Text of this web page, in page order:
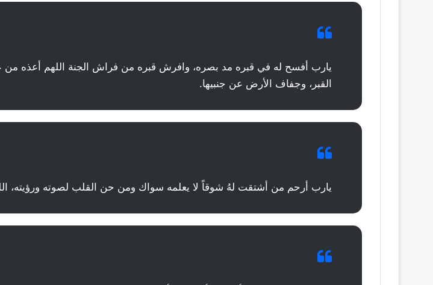
يارب أفسح له في قبره مد بصره، وافرش قبره من فراش الجنة اللهم أعذه من
القبر، وجفاف الأرض عن جنبيها.
يارب أرحم من أشتقت لهُ شوقاً لا يعلمه سواك ومن حن القلب لصوته ورؤيته،